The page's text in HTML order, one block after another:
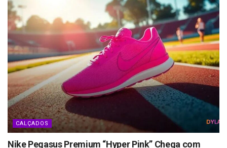
CALÇADOS
Nike Pegasus Premium “Hyper Pink” Chega com